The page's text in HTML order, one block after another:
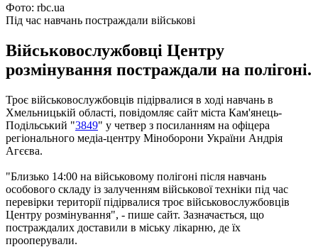
Фото: rbc.ua
Під час навчань постраждали військові
Військовослужбовці Центру
розмінування постраждали на полігоні.
Троє військовослужбовців підірвалися в ході навчань в
Хмельницькій області, повідомляє сайт міста Кам'янець-
Подільський "3849" у четвер з посиланням на офіцера
регіонального медіа-центру Міноборони України Андрія
Агєєва.
"Близько 14:00 на військовому полігоні після навчань
особового складу із залученням військової техніки під час
перевірки території підірвалися троє військовослужбовців
Центру розмінування", - пише сайт. Зазначається, що
постраждалих доставили в міську лікарню, де їх
прооперували.